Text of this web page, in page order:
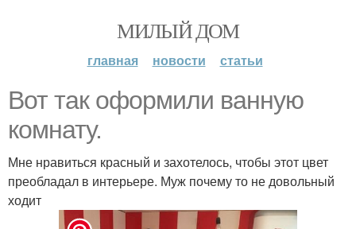
МИЛЫЙ ДОМ
главная новости статьи
Вот так оформили ванную
комнату.
Мне нравиться красный и захотелось, чтобы этот цвет
преобладал в интерьере. Муж почему то не довольный
ходит